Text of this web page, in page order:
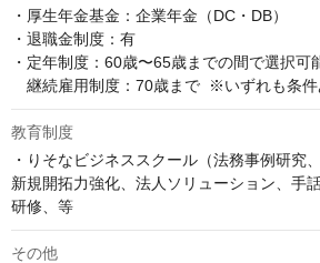
・厚生年金基金：企業年金（DC・DB）
・退職金制度：有
・定年制度：60歳〜65歳までの間で選択可
継続雇用制度：70歳まで  ※いずれも条件
教育制度
・りそなビジネススクール（法務事例研究
新規開拓力強化、法人ソリューション、手
研修、等
その他